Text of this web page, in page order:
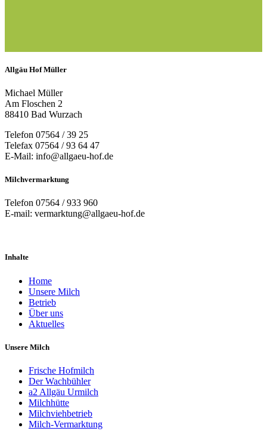
Allgäu Hof Müller
Michael Müller
Am Floschen 2
88410 Bad Wurzach
Telefon 07564 / 39 25
Telefax 07564 / 93 64 47
E-Mail: info@allgaeu-hof.de
Milchvermarktung
Telefon 07564 / 933 960
E-mail: vermarktung@allgaeu-hof.de
Inhalte
Home
Unsere Milch
Betrieb
Über uns
Aktuelles
Unsere Milch
Frische Hofmilch
Der Wachbühler
a2 Allgäu Urmilch
Milchhütte
Milchviehbetrieb
Milch-Vermarktung